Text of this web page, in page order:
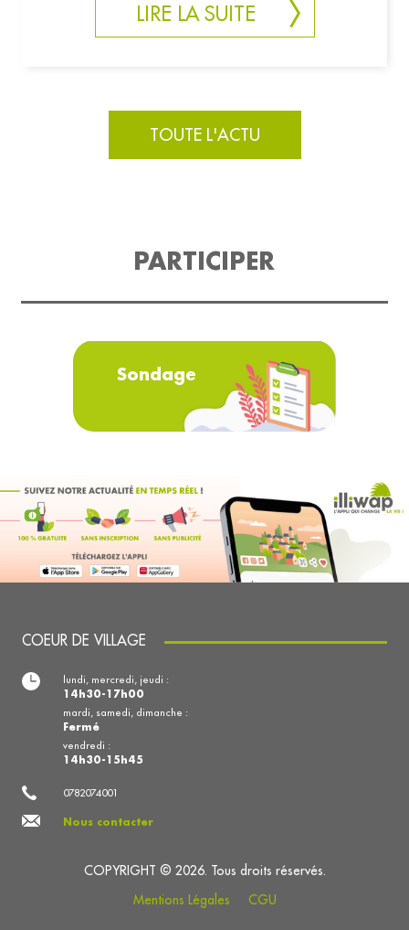
LIRE LA SUITE
TOUTE L'ACTU
PARTICIPER
Sondage
COEUR DE VILLAGE
0782074001
Nous contacter
lundi, mercredi, jeudi :
14h30-17h00
mardi, samedi, dimanche :
Fermé
vendredi :
14h30-15h45
COPYRIGHT © 2026. Tous droits réservés.
Mentions Légales
CGU